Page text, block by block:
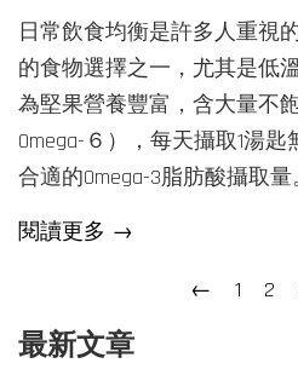
日常飲食均衡是許多人重視
的食物選擇之一，尤其是低
為堅果營養豐富，含大量不
Omega-６），每天攝取1湯
合適的Omega-3脂肪酸攝取量
閱讀更多 →
← 1 2
最新文章